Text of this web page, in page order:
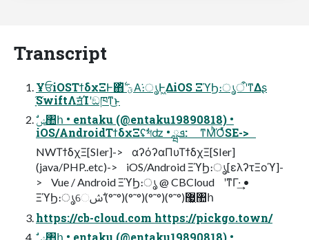
Transcript
ҰਓiOSΤϯδχΞͰ΋ؾ ࣋ͪΑ͘։ൃͰ͖ΔiOS ΞϓϦ։ൃऀʹͳΔʂ
ָ͘͠SwiftΛॻͨ͘Ίʹඞཁͳ͜ͱ
iOS/AndroidΤϯδχΞʢࣗশʣ • ܦྺ: ͳΜͪΌͬͯSE->
NWΤϯδχΞ[SIer]-> αʔόʔαΠυΤϯδχΞ[SIer]
(java/PHP..etc)-> iOS/Android ΞϓϦ։ൃ[ελʔτΞοϓ]-
> Vue / Android ΞϓϦ։ൃ @ CBCloud ʹͳΓ·͢ •
ΞϓϦ։ൃେ޷͖(°˜°)(°˜°)(°˜°)(°˜°) ࣗݾ঺հ
https://cb-cloud.com https://pickgo.town/